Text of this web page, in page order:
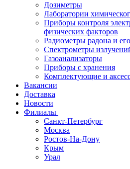
Дозиметры
Лаборатории
Приборы контроля
физических факторов
Радиометры радона и
Спектрометры
Газоанализаторы
Приборы с хранения
Комплектующие и
Вакансии
Доставка
Новости
Филиалы
Санкт-Петербург
Москва
Ростов-На-Дону
Крым
Урал